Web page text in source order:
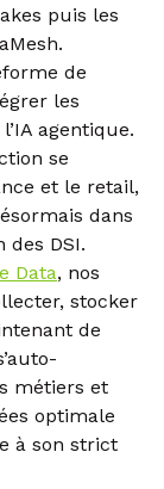
puis les
de
les
agentique.
se
et le retail,
dans
DSI.
Data, nos
stocker
de
métiers et
optimale
à son strict